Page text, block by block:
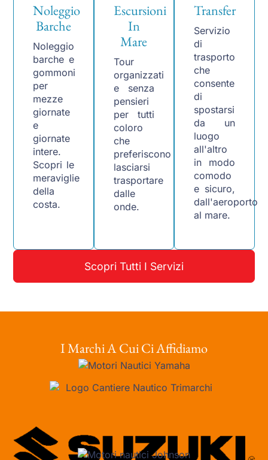
Noleggio
Barche
Noleggio
barche e
gommoni
per
mezze
giornate
e
giornate
intere.
Scopri le
meraviglie
della
costa.
Escursioni
In
Mare
Tour
organizzati
e senza
pensieri
per tutti
coloro
che
preferiscono
lasciarsi
trasportare
dalle
onde.
Transfer
Servizio
di
trasporto
che
consente
di
spostarsi
da un
luogo
all'altro
in modo
comodo
e sicuro,
dall'aeroporto
al mare.
Scopri Tutti I Servizi
I Marchi A Cui Ci Affidiamo